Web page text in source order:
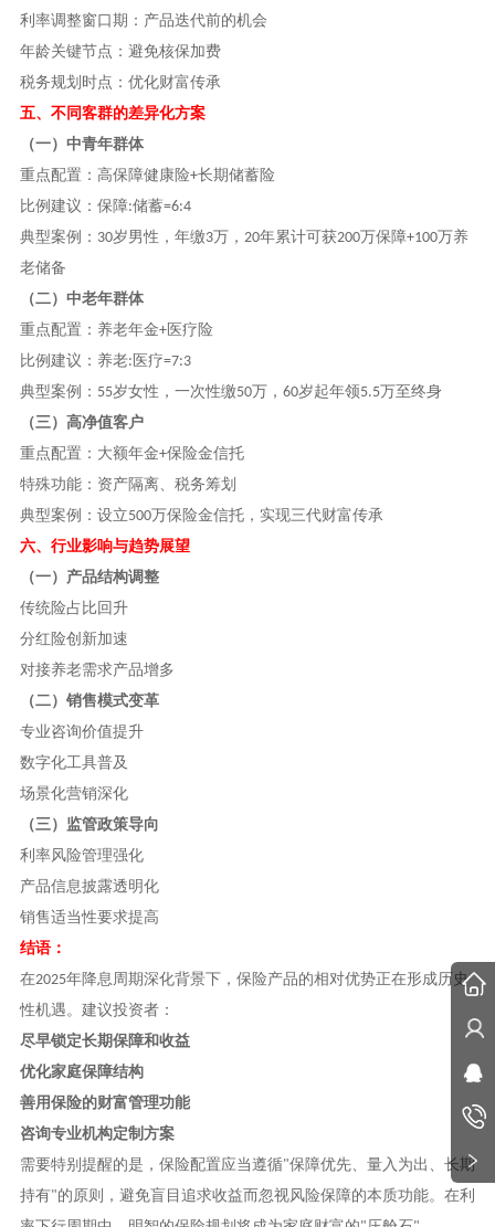
利率调整窗口期：产品迭代前的机会
年龄关键节点：避免核保加费
税务规划时点：优化财富传承
五、不同客群的差异化方案
（一）中青年群体
重点配置：高保障健康险+长期储蓄险
比例建议：保障:储蓄=6:4
典型案例： 30岁男性，年缴3万， 20年累计可获200万保障+100万养
老储备
（二）中老年群体
重点配置：养老年金+医疗险
比例建议：养老: 医疗=7:3
典型案例： 55岁女性，一次性缴50万， 60岁起年领5.5万至终身
（三）高净值客户
重点配置：大额年金+保险金信托
特殊功能：资产隔离、税务筹划
典型案例：设立500万保险金信托，实现三代财富传承
六、行业影响与趋势展望
（一）产品结构调整
传统险占比回升
分红险创新加速
对接养老需求产品增多
（二）销售模式变革
专业咨询价值提升
数字化工具普及
场景化营销深化
（三）监管政策导向
利率风险管理强化
产品信息披露透明化
销售适当性要求提高
结语：
在2025年降息周期深化背景下，保险产品的相对优势正在形成历史
性机遇。建议投资者：
尽早锁定长期保障和收益
优化家庭保障结构
善用保险的财富管理功能
咨询专业机构定制方案
需要特别提醒的是，保险配置应当遵循"保障优先、量入为出、长期
持有"的原则，避免盲目追求收益而忽视风险保障的本质功能。在利